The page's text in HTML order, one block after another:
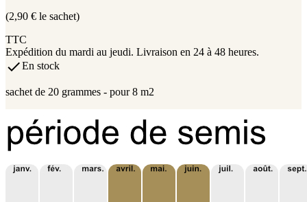
(2,90 € le sachet)
TTC
Expédition du mardi au jeudi. Livraison en 24 à 48 heures.
En stock
sachet de 20 grammes - pour 8 m2